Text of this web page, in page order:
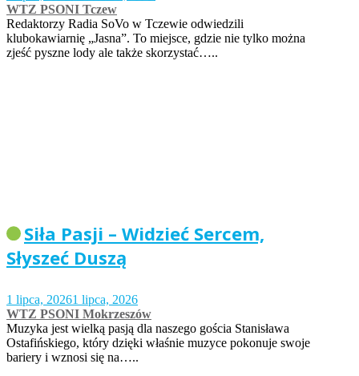
WTZ PSONI Tczew
Redaktorzy Radia SoVo w Tczewie odwiedzili
klubokawiarnię „Jasna”. To miejsce, gdzie nie tylko można
zjeść pyszne lody ale także skorzystać…..
Siła Pasji – Widzieć Sercem,
Słyszeć Duszą
1 lipca, 20261 lipca, 2026
WTZ PSONI Mokrzeszów
Muzyka jest wielką pasją dla naszego gościa Stanisława
Ostafińskiego, który dzięki właśnie muzyce pokonuje swoje
bariery i wznosi się na…..